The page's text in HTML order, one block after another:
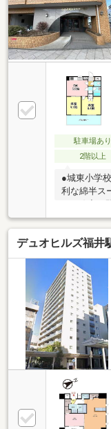
駐車場あり
2階以上
●城東小学
利な綿半ス
220m)◇お
も受付中！！・
デュオヒルズ福井